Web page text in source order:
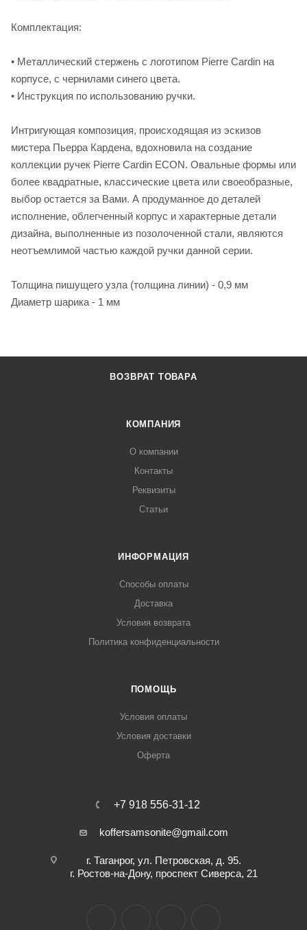
Комплектация:
• Металлический стержень с логотипом Pierre Cardin на
корпусе, с чернилами синего цвета.
• Инструкция по использованию ручки.
Интригующая композиция, происходящая из эскизов
мистера Пьерра Кардена, вдохновила на создание
коллекции ручек Pierre Cardin ECON. Овальные формы или
более квадратные, классические цвета или своеобразные,
выбор остается за Вами. А продуманное до деталей
исполнение, облегченный корпус и характерные детали
дизайна, выполненные из позолоченной стали, являются
неотъемлимой частью каждой ручки данной серии.
Толщина пишущего узла (толщина линии) - 0,9 мм
Диаметр шарика - 1 мм
ВОЗВРАТ ТОВАРА
КОМПАНИЯ
О компании
Контакты
Реквизиты
Статьи
ИНФОРМАЦИЯ
Способы оплаты
Доставка
Условия возврата
Политика конфиденциальности
ПОМОЩЬ
Условия оплаты
Условия доставки
Оферта
+7 918 556-31-12
koffersamsonite@gmail.com
г. Таганрог, ул. Петровская, д. 95.
г. Ростов-на-Дону, проспект Сиверса, 21